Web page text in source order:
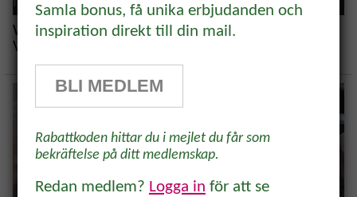
Wexthusets trädgårdspodd avsnitt 10 -
Växtbelysning
rabatt!
få 10% rabatt på ett köp* Tips,
inkorgen.
Samla bonus, få unika erbjudanden och
inspiration direkt till din mail.
BLI MEDLEM
Rabattkoden hittar du i mejlet du får som
bekräftelse på ditt medlemskap.
Redan medlem? Logga in för att se